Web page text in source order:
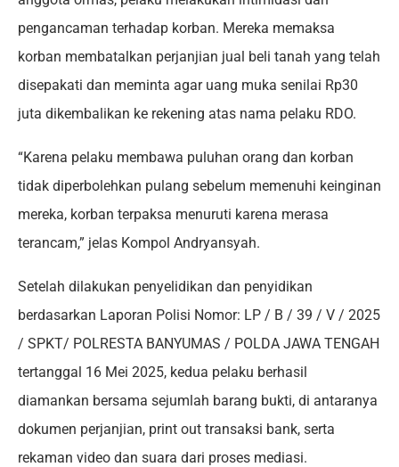
pengancaman terhadap korban. Mereka memaksa
korban membatalkan perjanjian jual beli tanah yang telah
disepakati dan meminta agar uang muka senilai Rp30
juta dikembalikan ke rekening atas nama pelaku RDO.
“Karena pelaku membawa puluhan orang dan korban
tidak diperbolehkan pulang sebelum memenuhi keinginan
mereka, korban terpaksa menuruti karena merasa
terancam,” jelas Kompol Andryansyah.
Setelah dilakukan penyelidikan dan penyidikan
berdasarkan Laporan Polisi Nomor: LP / B / 39 / V / 2025
/ SPKT/ POLRESTA BANYUMAS / POLDA JAWA TENGAH
tertanggal 16 Mei 2025, kedua pelaku berhasil
diamankan bersama sejumlah barang bukti, di antaranya
dokumen perjanjian, print out transaksi bank, serta
rekaman video dan suara dari proses mediasi.